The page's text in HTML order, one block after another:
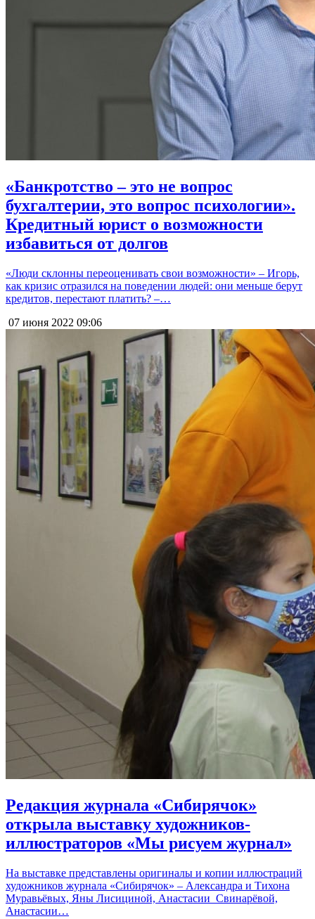
«Банкротство – это не вопрос
бухгалтерии, это вопрос психологии».
Кредитный юрист о возможности
избавиться от долгов
«Люди склонны переоценивать свои возможности» – Игорь,
как кризис отразился на поведении людей: они меньше берут
кредитов, перестают платить? –…
07 июня 2022 09:06
Редакция журнала «Сибирячок»
открыла выставку художников-
иллюстраторов «Мы рисуем журнал»
На выставке представлены оригиналы и копии иллюстраций
художников журнала «Сибирячок» – Александра и Тихона
Муравьёвых, Яны Лисициной, Анастасии Свинарёвой,
Анастасии…